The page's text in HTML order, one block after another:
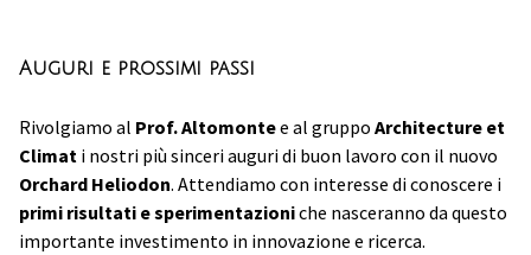
Auguri e prossimi passi
Rivolgiamo al Prof. Altomontee al gruppo Architecture et
Climat i nostri più sinceri auguri di buon lavoro con il nuovo
Orchard Heliodon. Attendiamo con interesse di conoscere i
primi risultati e sperimentazioniche nasceranno da questo
importante investimento in innovazione e ricerca.